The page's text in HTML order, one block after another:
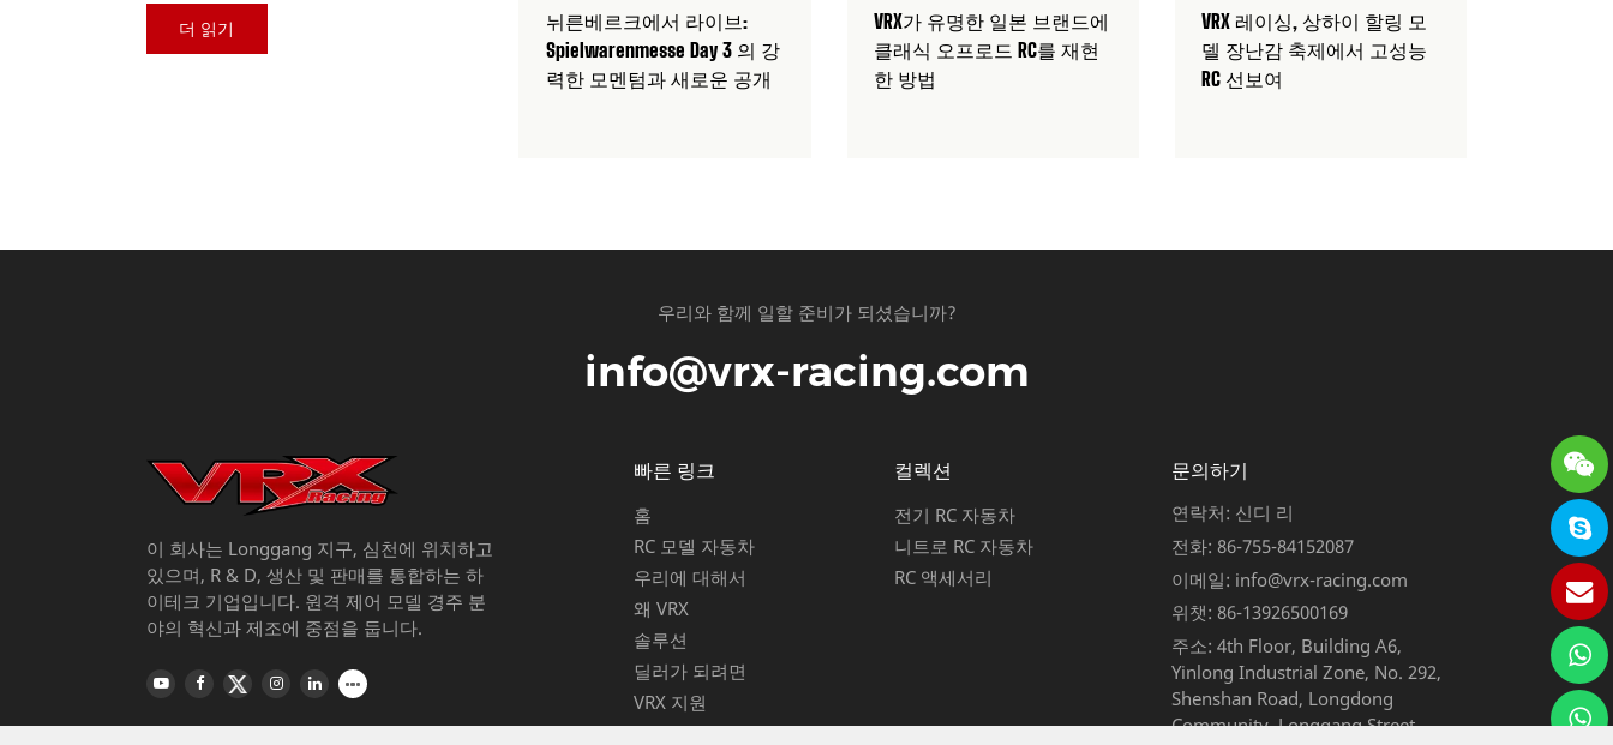
14 Q: 내 니트로 엔진이 계속 멈추는 이유는 무엇입니까?
Q: 배기 가스에서 오일 스프레이가있는 시끄러운 엔진?
Q: 니트로 엔진 오일 바늘의 공장 설정을 복원하는 방법?
18 Q: 니트로 엔진에 정사이즈 가솔린을 사용할 수 있습니까?
Q: 원격 제어 거리는 얼마나됩니까? 신호가 간섭됩니까?
더 읽기
뉘른베르크에서 라이브:
Spielwarenmesse Day 3 의 강
력한 모멘텀과 새로운 공개
VRX가 유명한 일본 브랜드에
클래식 오프로드 RC를 재현
한 방법
VRX 레이싱, 상하이 할링 모
델 장난감 축제에서 고성능
RC 선보여
우리와 함께 일할 준비가 되셨습니까?
info@vrx-racing.com
이 회사는 Longgang 지구, 심천에 위치하고
있으며, R & D, 생산 및 판매를 통합하는 하
이테크 기업입니다. 원격 제어 모델 경주 분
야의 혁신과 제조에 중점을 둡니다.
빠른 링크
홈
RC 모델 자동차
우리에 대해서
왜 VRX
솔루션
딜러가 되려면
VRX 지원
문의하기
컬렉션
전기 RC 자동차
니트로 RC 자동차
RC 액세서리
문의하기
연락처: 신디 리
전화: 86-755-84152087
이메일: info@vrx-racing.com
위챗: 86-13926500169
주소: 4th Floor, Building A6,
Yinlong Industrial Zone, No. 292,
Shenshan Road, Longdong
Community, Longgang Street,